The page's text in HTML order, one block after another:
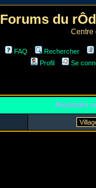
Forums du
Centre
FAQ Rechercher
Profil
Se
Rejoindre